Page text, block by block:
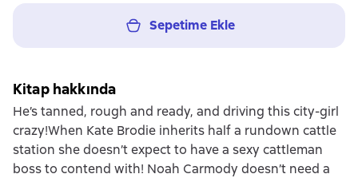
Sepetime Ekle
Kitap hakkında
He’s tanned, rough and ready, and driving this city-girl
crazy!When Kate Brodie inherits half a rundown cattle
station she doesn’t expect to have a sexy cattleman
boss to contend with! Noah Carmody doesn’t need a